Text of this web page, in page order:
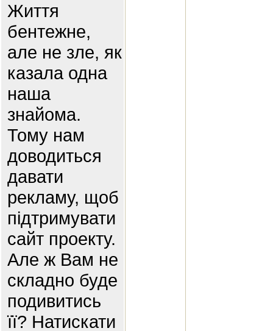
Життя
бентежне,
але не зле, як
казала одна
наша
знайома.
Тому нам
доводиться
давати
рекламу, щоб
підтримувати
сайт проекту.
Але ж Вам не
складно буде
подивитись
її? Натискати